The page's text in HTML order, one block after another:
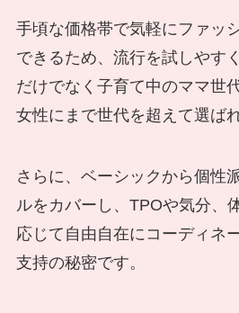
手頃な価格帯で気軽にファッ
できるため、流行を試しやす
だけでなく子育て中のママ世
女性にまで世代を超えて選ば
さらに、ベーシックから個性
ルをカバーし、TPOや気分、
応じて自由自在にコーディネ
支持の秘密です。